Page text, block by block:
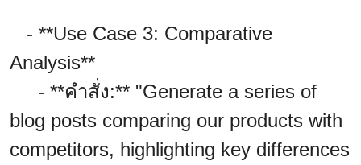
- **Use Case 3: Comparative
Analysis**
- **คำสั่ง:** "Generate a series of
blog posts comparing our products with
competitors, highlighting key differences